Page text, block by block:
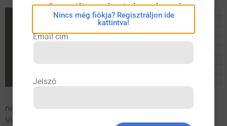
népegészségügyi problémájává vált. Az Egészségügyi
Világszervezet (WHO) legújabb, betegségterhekre
eConsilium bejelentkezés
Nincs még fiókja? Regisztráljon ide
kattintva!
Email cím
Jelszó